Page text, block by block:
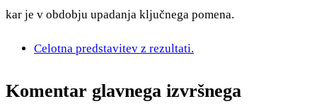
kar je v obdobju upadanja ključnega pomena.
Celotna predstavitev z rezultati.
Komentar glavnega izvršnega